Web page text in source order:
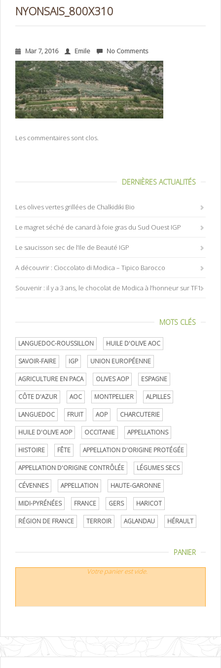
NYONSAIS_800X310
Mar 7, 2016 Emile No Comments
Les commentaires sont clos.
DERNIÈRES ACTUALITÉS
Les olives vertes grillées de Chalkidiki Bio
Le magret séché de canard à foie gras du Sud Ouest IGP
Le saucisson sec de l’Ile de Beauté IGP
A découvrir : Cioccolato di Modica – Tipico Barocco
Souvenir : il y a 3 ans, le chocolat de Modica à l’honneur sur TF1
MOTS CLÉS
LANGUEDOC-ROUSSILLON HUILE D'OLIVE AOC
SAVOIR-FAIRE IGP UNION EUROPÉENNE
AGRICULTURE EN PACA OLIVES AOP ESPAGNE
CÔTE D'AZUR AOC MONTPELLIER ALPILLES
LANGUEDOC FRUIT AOP CHARCUTERIE
HUILE D'OLIVE AOP OCCITANIE APPELLATIONS
HISTOIRE FÊTE APPELLATION D'ORIGINE PROTÉGÉE
APPELLATION D'ORIGINE CONTRÔLÉE LÉGUMES SECS
CÉVENNES APPELLATION HAUTE-GARONNE
MIDI-PYRÉNÉES FRANCE GERS HARICOT
RÉGION DE FRANCE TERROIR AGLANDAU HÉRAULT
PANIER
Votre panier est vide.